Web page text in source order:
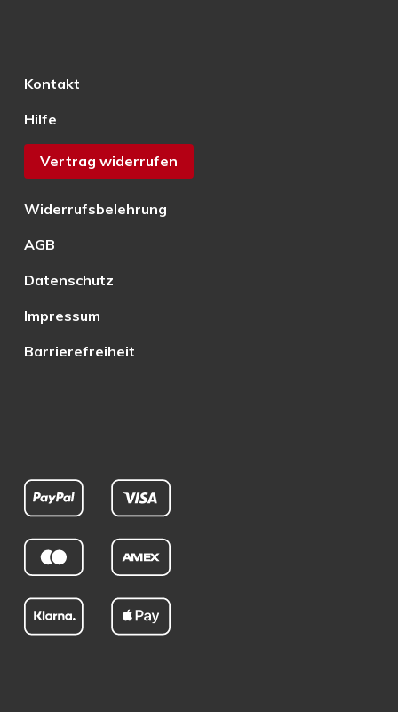
Kontakt
Hilfe
Vertrag widerrufen
Widerrufsbelehrung
AGB
Datenschutz
Impressum
Barrierefreiheit